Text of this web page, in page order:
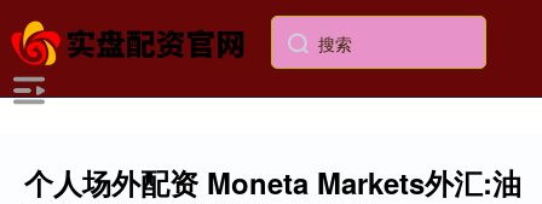
个人场外配资 Moneta Markets外汇:油